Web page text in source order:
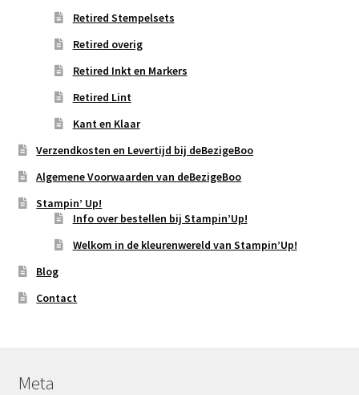
Retired Stempelsets
Retired overig
Retired Inkt en Markers
Retired Lint
Kant en Klaar
Verzendkosten en Levertijd bij deBezigeBoo
Algemene Voorwaarden van deBezigeBoo
Stampin’ Up!
Info over bestellen bij Stampin’Up!
Welkom in de kleurenwereld van Stampin’Up!
Blog
Contact
Meta